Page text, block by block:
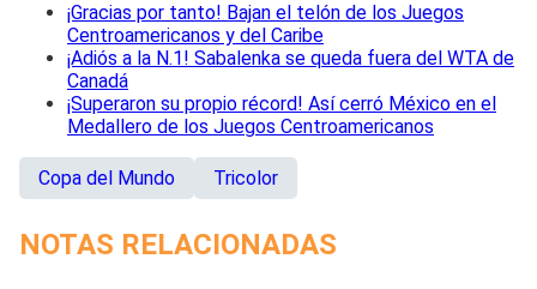
¡Gracias por tanto! Bajan el telón de los Juegos
Centroamericanos y del Caribe
¡Adiós a la N.1! Sabalenka se queda fuera del WTA de
Canadá
¡Superaron su propio récord! Así cerró México en el
Medallero de los Juegos Centroamericanos
Copa del Mundo Tricolor
NOTAS RELACIONADAS